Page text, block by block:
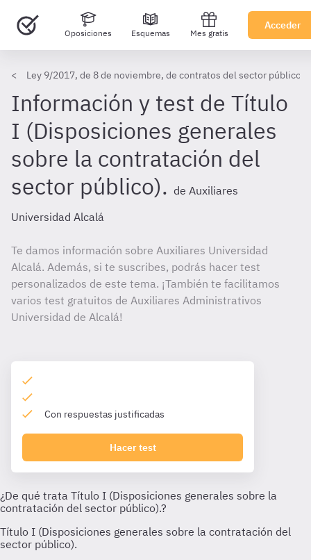
Oposiciones Esquemas Mes gratis
Acceder
Ley 9/2017, de 8 de noviembre, de contratos del sector público
Información y test de Título
I (Disposiciones generales
sobre la contratación del
sector público). de Auxiliares
Universidad Alcalá
Te damos información sobre Auxiliares Universidad
Alcalá. Además, si te suscribes, podrás hacer test
personalizados de este tema. ¡También te facilitamos
varios test gratuitos de Auxiliares Administrativos
Universidad de Alcalá!
Con respuestas justificadas
Hacer test